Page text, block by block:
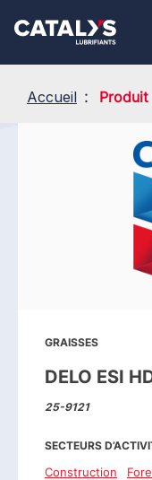
contenu
EN
Accueil Produit
GRAISSES
DELO ESI
25-9121
SECTEURS
Construction